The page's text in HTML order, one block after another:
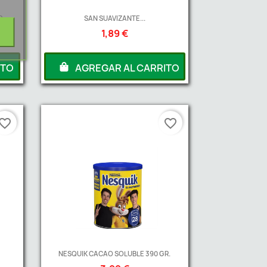
SAN SUAVIZANTE...
1,89 €
AGREGAR AL CARRITO
NESQUIK CACAO SOLUBLE 390 GR.
favorite_border